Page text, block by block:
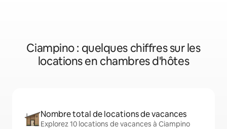
Ciampino : quelques chiffres sur les
locations en chambres d'hôtes
Nombre total de locations de vacances
Explorez 10 locations de vacances à Ciampino